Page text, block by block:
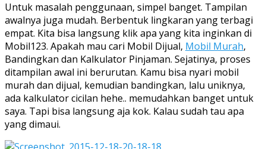
Untuk masalah penggunaan, simpel banget. Tampilan
awalnya juga mudah. Berbentuk lingkaran yang terbagi
empat. Kita bisa langsung klik apa yang kita inginkan di
Mobil123. Apakah mau cari Mobil Dijual, Mobil Murah,
Bandingkan dan Kalkulator Pinjaman. Sejatinya, proses
ditampilan awal ini berurutan. Kamu bisa nyari mobil
murah dan dijual, kemudian bandingkan, lalu uniknya,
ada kalkulator cicilan hehe.. memudahkan banget untuk
saya. Tapi bisa langsung aja kok. Kalau sudah tau apa
yang dimaui.